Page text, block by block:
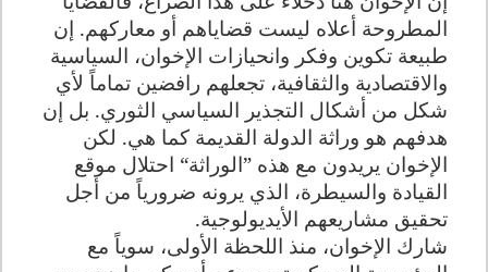
المطروحة أعلاه ليست قضاياهم أو معاركهم. إن
طبيعة تكوين وفكر وانحيازات الإخوان، السياسية
والاقتصادية والثقافية، تجعلهم رافضين تماماً لأي
شكل من أشكال التجذير السياسي الثوري. بل إن
هدفهم هو وراثة الدولة القديمة كما هي. لكن
الإخوان يريدون مع هذه ”الوراثة“ احتلال موقع
القيادة والسيطرة، الذي يرونه ضرورياً من أجل
تحقيق مشاريعهم الأيديولوجية.
شارك الإخوان، منذ اللحظة الأولى، سوياً مع